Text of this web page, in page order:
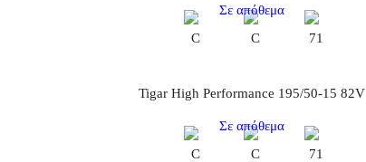
Σε απόθεμα
C
C 71
Tigar High Performance 195/50-15 82V
Σε απόθεμα
C
C 71